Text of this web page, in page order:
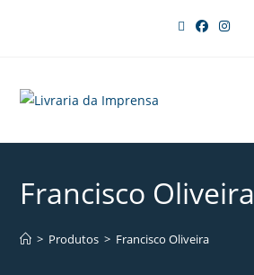
Francisco Oliveira
> Produtos > Francisco Oliveira